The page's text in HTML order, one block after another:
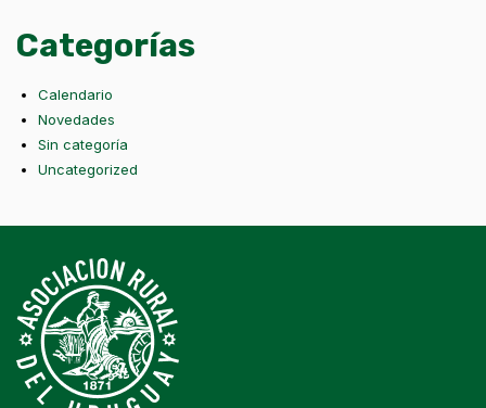
Categorías
Calendario
Novedades
Sin categoría
Uncategorized